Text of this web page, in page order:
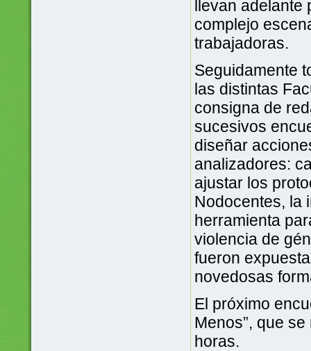
llevan adelante
complejo
trabajadoras.
Seguidamente
las distintas
consigna de
sucesivos
diseñar
analizadores:
ajustar los
Nodocentes, la
herramienta
violencia de
fueron
novedosas
El próximo
Menos”, que
horas.